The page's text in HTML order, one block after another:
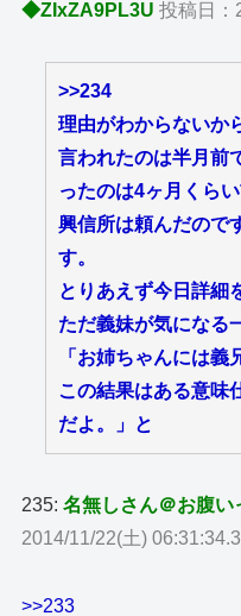
◆ZIxZA9PL3U 投稿日：
>>234
理由がわからないか
言われたのは半月前
ったのは4ヶ月くらい
興信所は頼んだので
す。
とりあえず今日詳細
ただ義妹が気になる
「お姉ちゃんには
この結果はある意味
だよ。」と
235:名無しさん＠お腹い
2014/11/22(土)
>>233